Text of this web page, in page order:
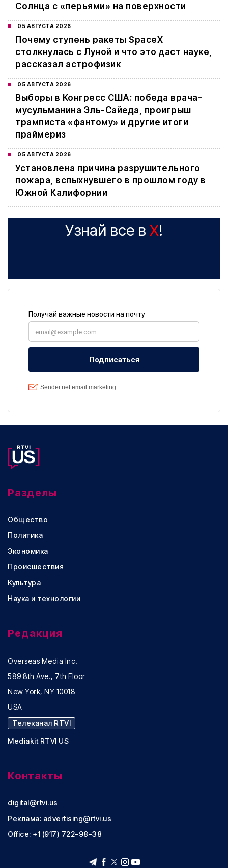
Солнца с «перьями» на поверхности
05 АВГУСТА 2026
Почему ступень ракеты SpaceX
столкнулась с Луной и что это даст науке,
рассказал астрофизик
05 АВГУСТА 2026
Выборы в Конгресс США: победа врача-
мусульманина Эль-Сайеда, проигрыш
трамписта «фантому» и другие итоги
праймериз
05 АВГУСТА 2026
Установлена причина разрушительного
пожара, вспыхнувшего в прошлом году в
Южной Калифорнии
Узнай все в X!
Разделы
Общество
Политика
Экономика
Происшествия
Культура
Наука и технологии
Редакция
Overseas Media Inc.
589 8th Ave., 7th Floor
New York, NY 10018
USA
Телеканал RTVI
Mediakit RTVI US
Контакты
digital@rtvi.us
Реклама: advertising@rtvi.us
Office: +1 (917) 722-98-38